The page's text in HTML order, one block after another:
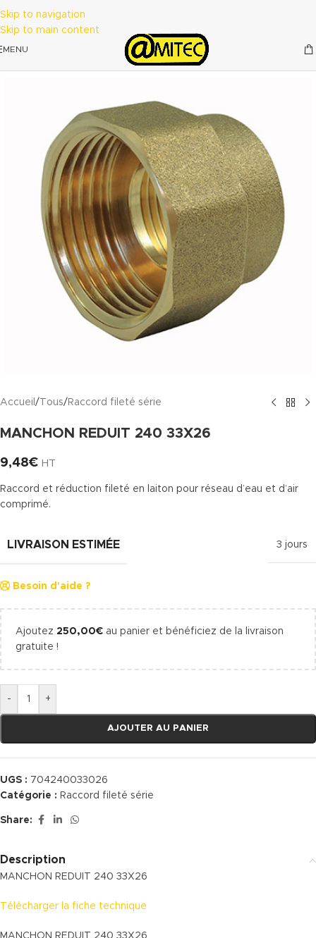
Skip to navigation
Skip to main content
MENU
Accueil / Tous/ Raccord fileté série
MANCHON REDUIT 240 33X26
9,48€ HT
Raccord et réduction fileté en laiton pour réseau d’eau et d’air
comprimé.
LIVRAISON ESTIMÉE 3 jours
Besoin d'aide ?
Ajoutez 250,00€ au panier et bénéficiez de la livraison
gratuite !
- +
AJOUTER AU PANIER
UGS : 704240033026
Catégorie : Raccord fileté série
Share:
Description
MANCHON REDUIT 240 33X26
Télécharger la fiche technique
MANCHON REDUIT 240 33X26